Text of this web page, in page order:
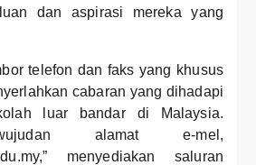
dan aspirasi mereka yang
telefon dan faks yang khusus
cabaran yang dihadapi
luar bandar di Malaysia.
alamat e-mel,
menyediakan saluran